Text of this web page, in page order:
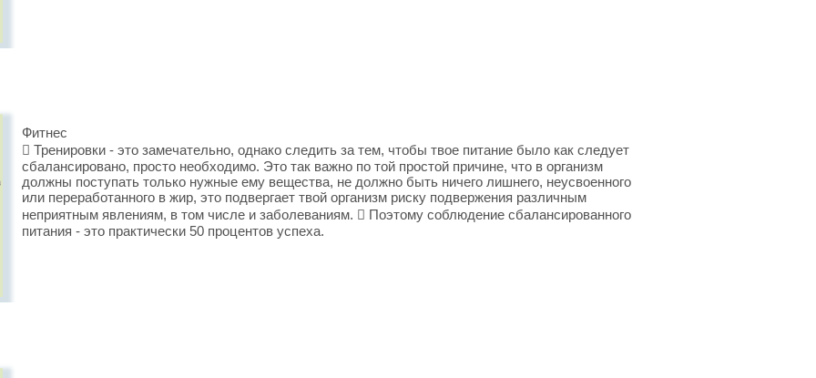
Фитнес
 Тренировки - это замечательно, однако следить за тем, чтобы твое питание было как следует
сбалансировано, просто необходимо. Это так важно по той простой причине, что в организм
должны поступать только нужные ему вещества, не должно быть ничего лишнего, неусвоенного
или переработанного в жир, это подвергает твой организм риску подвержения различным
неприятным явлениям, в том числе и заболеваниям.  Поэтому соблюдение сбалансированного
питания - это практически 50 процентов успеха.